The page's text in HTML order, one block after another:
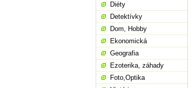
Diéty
Detektívky
Dom, Hobby
Ekonomická
Geografia
Ezoterika, záhady
Foto,Optika